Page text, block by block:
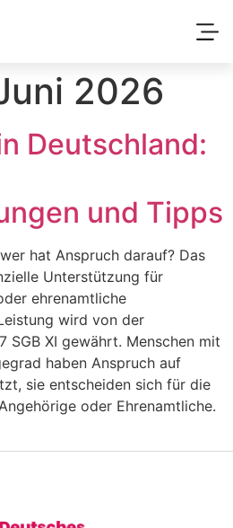
2026
Deutschland:
und Tipps
hat Anspruch darauf? Das
Unterstützung für
ehrenamtliche
wird von der
SGB XI gewährt. Menschen mit
haben Anspruch auf
sie entscheiden sich für die
oder Ehrenamtliche.